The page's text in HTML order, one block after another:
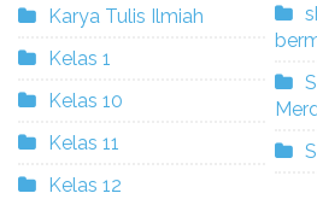
Karya Tulis Ilmiah
Kelas 1
Kelas 10
Kelas 11
Kelas 12